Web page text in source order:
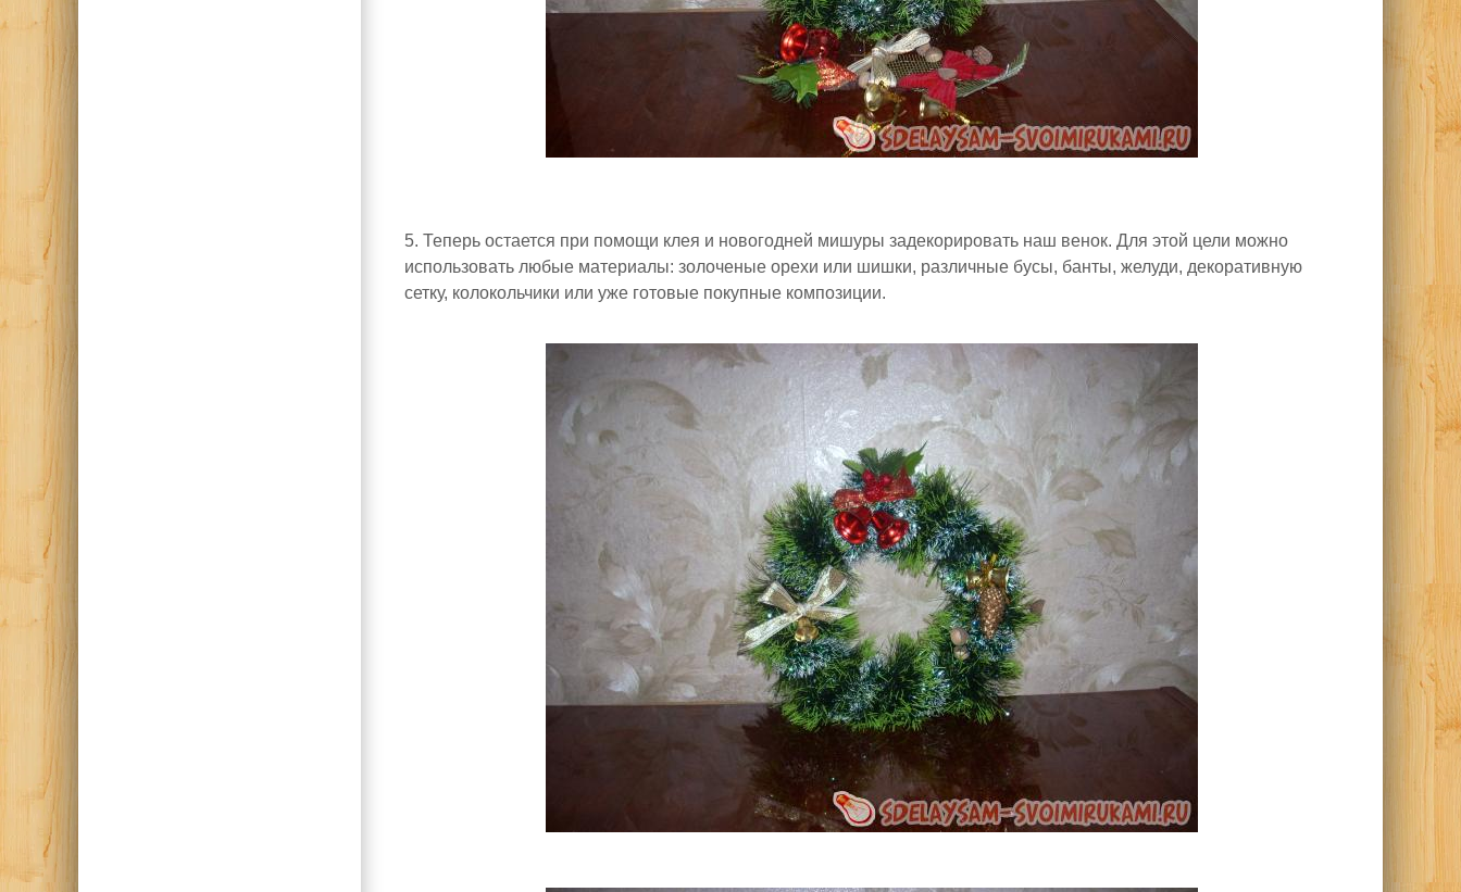
5. Теперь остается при помощи клея и новогодней мишуры задекорировать наш венок. Для этой цели можно
использовать любые материалы: золоченые орехи или шишки, различные бусы, банты, желуди, декоративную
сетку, колокольчики или уже готовые покупные композиции.